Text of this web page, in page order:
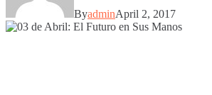
ByadminApril 2, 2017